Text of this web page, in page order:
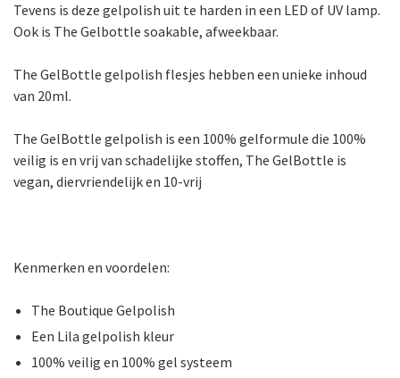
Tevens is deze gelpolish uit te harden in een LED of UV lamp.
Ook is The Gelbottle soakable, afweekbaar.
The GelBottle gelpolish flesjes hebben een unieke inhoud
van 20ml.
The GelBottle gelpolish is een 100% gelformule die 100%
veilig is en vrij van schadelijke stoffen, The GelBottle is
vegan, diervriendelijk en 10-vrij
Kenmerken en voordelen:
The Boutique Gelpolish
Een Lila gelpolish kleur
100% veilig en 100% gel systeem